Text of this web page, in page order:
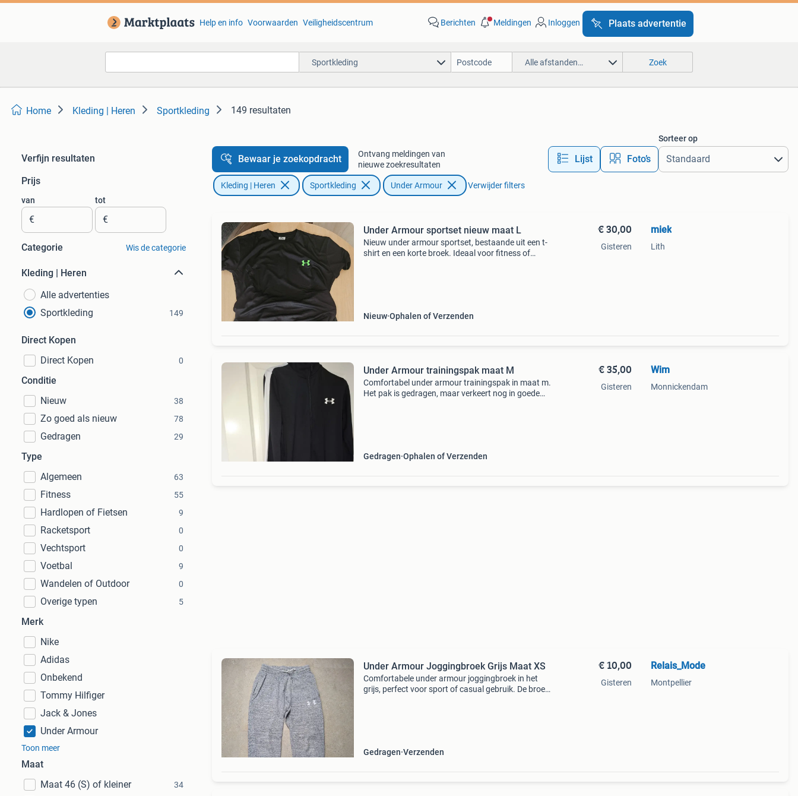
Help en info Voorwaarden Veiligheidscentrum Berichten Meldingen Inloggen Plaats advertentie
Sportkleding Alle afstanden… Zoek
Home Kleding | Heren Sportkleding 149 resultaten
Verfijn resultaten
Prijs
van
€
tot
€
Categorie Wis de categorie
Kleding | Heren
Alle advertenties
Sportkleding
149
Direct Kopen
Direct Kopen
0
Conditie
Nieuw
38
Zo goed als nieuw 78
Gedragen 29
Type
Algemeen
63
Fitness 55
Hardlopen of Fietsen 9
Racketsport 0
Vechtsport 0
Voetbal 9
Wandelen of Outdoor 0
Overige typen 5
Merk
Nike
Adidas
Onbekend
Tommy Hilfiger
Jack & Jones
Under Armour
Toon meer
Maat
Maat 46 (S) of kleiner
34
Bewaar je zoekopdracht
Ontvang meldingen van
nieuwe zoekresultaten
Lijst Foto’s
Sorteer op
Kleding | Heren Sportkleding Under Armour Verwijder filters
Under Armour sportset nieuw maat L
Nieuw under armour sportset, bestaande uit een t-
shirt en een korte broek. Ideaal voor fitness of
Nieuw Ophalen of Verzenden
€ 30,00
Gisteren
miek
Lith
Under Armour trainingspak maat M
Comfortabel under armour trainingspak in maat m.
Het pak is gedragen, maar verkeert nog in goede
Gedragen Ophalen of Verzenden
€ 35,00
Gisteren
Wim
Monnickendam
Under Armour Joggingbroek Grijs Maat XS
Comfortabele under armour joggingbroek in het
grijs, perfect voor sport of casual gebruik. De broek
Gedragen Verzenden
€ 10,00
Gisteren
Relais_Mode
Montpellier